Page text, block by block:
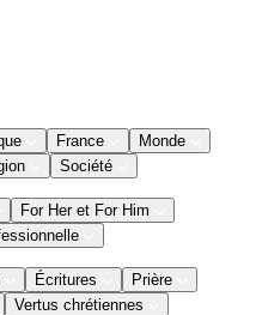
France
Monde
Société
For Her et For Him
Écritures
Prière
Vertus chrétiennes